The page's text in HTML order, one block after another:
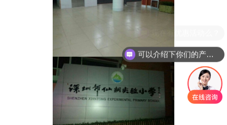
可以介绍下你们的产品么？